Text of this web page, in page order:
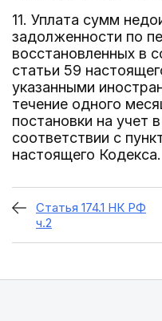
11. Уплата сумм
задолженности по
восстановленных в
статьи 59
указанными
течение одного
постановки на учет
соответствии с
настоящего Кодекса.
Статья 174.1 НК РФ
ч.2